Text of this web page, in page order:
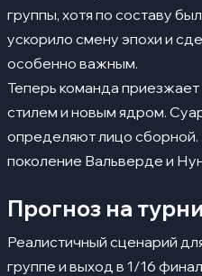
группы, хотя по составу
ускорило смену эпохи и
особенно важным.
Теперь команда
стилем и новым ядром.
определяют лицо сборной.
поколение Вальверде и
Прогноз на
Реалистичный сценарий
группе и выход в 1/16